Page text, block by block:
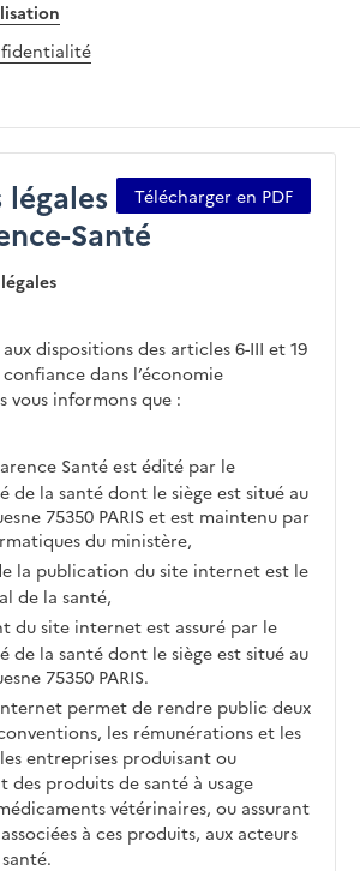
Télécharger en PDF
Santé
dispositions des articles 6-III et 19
dans l’économie
vous informons que :
Santé est édité par le
de la santé dont le siège est situé au
75350 PARIS et est maintenu par
du ministère,
la publication du site internet est le
de la santé,
du site internet est assuré par le
de la santé dont le siège est situé au
75350 PARIS.
permet de rendre public deux
les rémunérations et les
entreprises produisant ou
des produits de santé à usage
vétérinaires, ou assurant
à ces produits, aux acteurs